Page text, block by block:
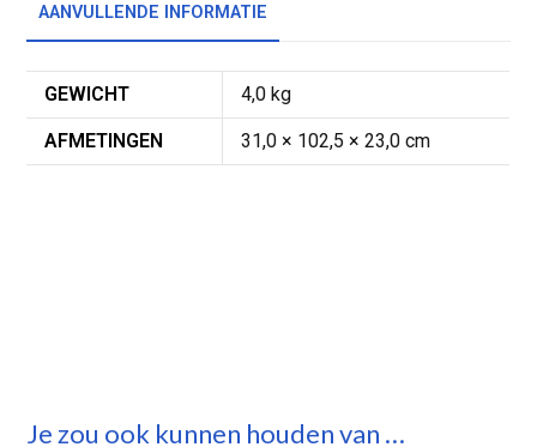
AANVULLENDE INFORMATIE
GEWICHT 4,0 kg
AFMETINGEN 31,0 × 102,5 × 23,0 cm
Je zou ook kunnen houden van …